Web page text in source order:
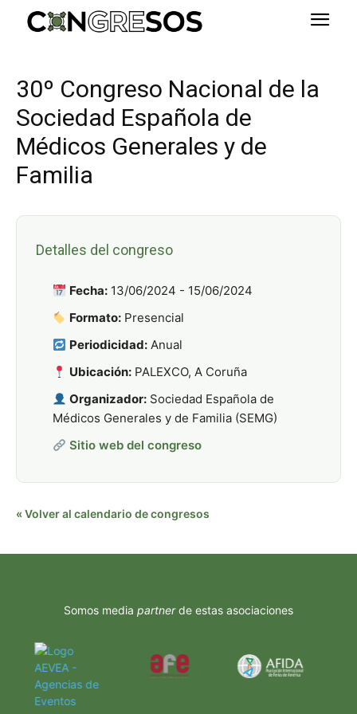
30º Congreso Nacional de la
Sociedad Española de
Médicos Generales y de
Familia
Detalles del congreso
Fecha: 13/06/2024 - 15/06/2024
Formato: Presencial
Periodicidad: Anual
Ubicación: PALEXCO, A Coruña
Organizador: Sociedad Española de
Médicos Generales y de Familia (SEMG)
Sitio web del congreso
« Volver al calendario de congresos
Somos media partnerde estas asociaciones